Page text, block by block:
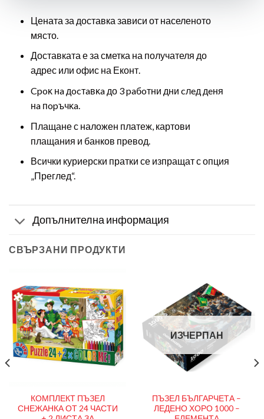
Цената за доставка зависи от населеното
място.
Доставката е за сметка на получателя до
адрес или офис на Еконт.
Cpoĸ нa дocтaвĸa до 3 paбoтни дни cлeд дeня
нa пopъчĸa.
Плащане с наложен платеж, картови
плащания и банков превод.
Всички куриерски пратки се изпращат с опция
„Преглед“.
Допълнителна информация
СВЪРЗАНИ ПРОДУКТИ
КОМПЛЕКТ ПЪЗЕЛ
СНЕЖАНКА ОТ 24 ЧАСТИ
ИЗЧЕРПАН
ПЪЗЕЛ БЪЛГАРЧЕТА –
ЛЕДЕНО ХОРО 1000 –